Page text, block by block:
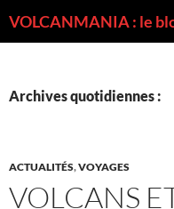
Archives quotidiennes :
ACTUALITÉS,VOYAGES
VOLCANS